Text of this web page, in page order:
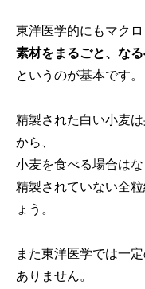
東洋医学的にもマクロ
素材をまるごと、な
というのが基本です。
精製された白い小麦
から、
小麦を食べる場合はな
精製されていない全
ょう。
また東洋医学では一
ありません。